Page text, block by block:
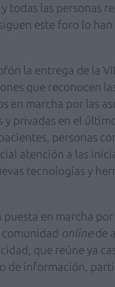
todas las personas
este foro lo
la entrega de la
que reconocen
en marcha por las
privadas en el
personas
atención a las
tecnologías y
en marcha
onlinede
que reúne ya
de información,